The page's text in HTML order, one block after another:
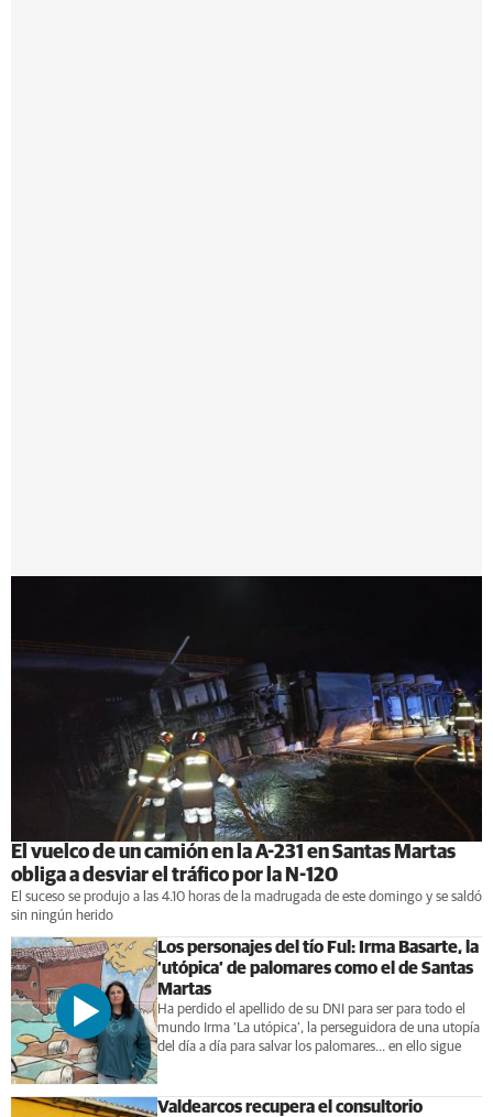
El vuelco de un camión en la A-231 en Santas Martas
obliga a desviar el tráfico por la N-120
El suceso se produjo a las 4.10 horas de la madrugada de este domingo y se saldó
sin ningún herido
Los personajes del tío Ful: Irma Basarte, la
‘utópica’ de palomares como el de Santas
Martas
Ha perdido el apellido de su DNI para ser para todo el
mundo Irma ‘La utópica’, la perseguidora de una utopía
del día a día para salvar los palomares... en ello sigue
Valdearcos recupera el consultorio